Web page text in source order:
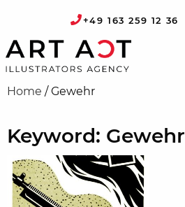
+49 163 259 12 36
Home /Gewehr
Keyword: Gewehr